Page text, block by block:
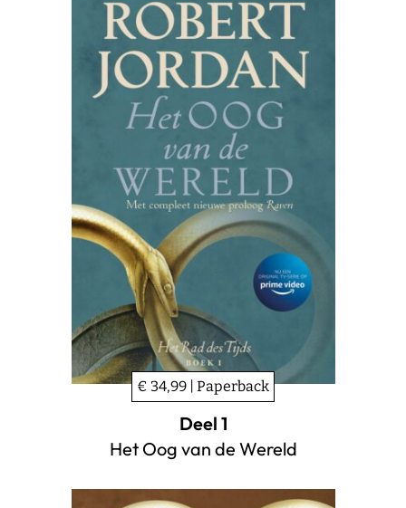
€ 34,99 | Paperback
Deel 1
Het Oog van de Wereld